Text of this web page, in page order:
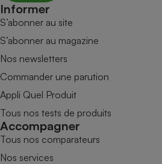
Informer
S’abonner au site
S’abonner au magazine
Nos newsletters
Commander une parution
Appli Quel Produit
Tous nos tests de produits
Accompagner
Tous nos comparateurs
Nos services